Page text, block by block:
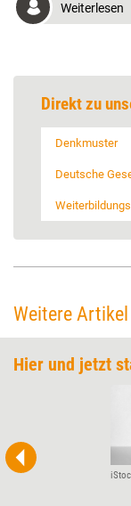
Weiterlesen
Direkt zu
Denkmuster
Deutsche
Weitere
Hier und jetzt